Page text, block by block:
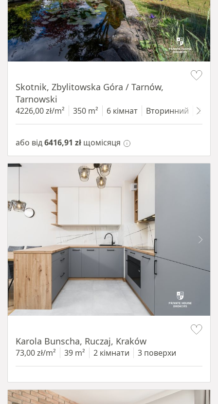
Skotnik, Zbylitowska Góra / Tarnów,
Tarnowski
4226,00 zł/m² 350 m² 6 кімнат Вторинний 2200
або від6416,91 zł щомісяця
Karola Bunscha, Ruczaj, Kraków
73,00 zł/m² 39 m² 2 кімнати 3 поверхи